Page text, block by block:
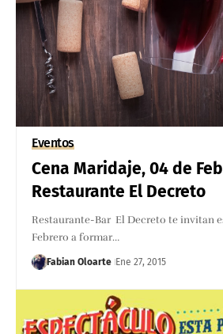
Eventos
Cena Maridaje, 04 de
Restaurante El Decreto
Restaurante-Bar El Decreto te invitan
Febrero a formar…
Fabian Oloarte Ene 27, 2015